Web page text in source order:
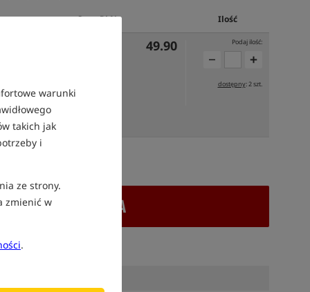
warunki
takich jak
i
ze strony.
zmienić w
.
Cena PLN Ilość
49.90 Podaj ilość:
dostępny: 2 szt.
DODAJ DO KOSZYKA